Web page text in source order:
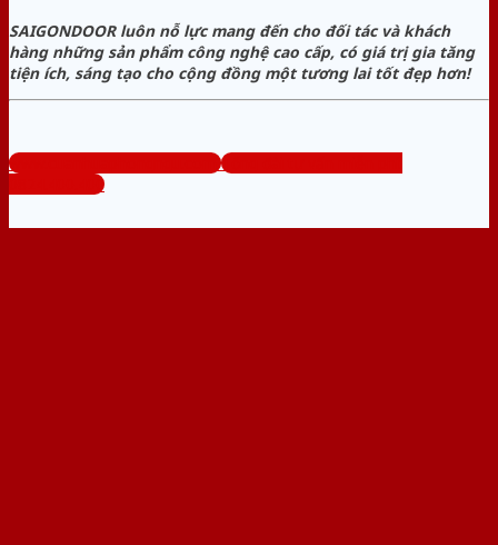
SAIGONDOOR luôn nỗ lực mang đến cho đối tác và khách
hàng những sản phẩm công nghệ cao cấp, có giá trị gia tăng
tiện ích, sáng tạo cho cộng đồng một tương lai tốt đẹp hơn!
www.cuanhuaphongngu.com
Tổng đài tư vấn miễn phí:
0824.400.400